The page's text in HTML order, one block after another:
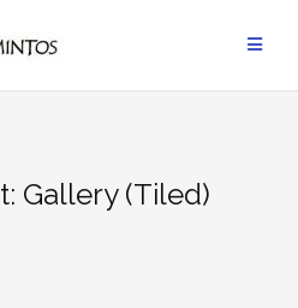
Gallery (Tiled)